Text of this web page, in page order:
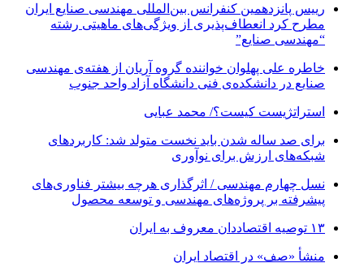
رییس پانزدهمین کنفرانس بین‌المللی مهندسی صنایع ایران
مطرح کرد انعطاف‌پذیری از ویژگی‌های ماهیتی رشته
“مهندسی صنایع”
خاطره علی پهلوان خواننده گروه آریان از هفته‌ی مهندسی
صنایع در دانشکده‌ی فنی دانشگاه آزاد واحد جنوب
استراتژیست کیست؟‬/ محمد عبایی
برای صد ساله شدن باید نخست متولد شد: کاربردهای
شبکه‌های ارزش برای نوآوری
نسل چهارم مهندسی / اثرگذاری هرچه بیشتر فناوری‌های
پیشرفته بر پروژه‌های مهندسی و توسعه محصول
۱۳ توصیه اقتصاددان معروف به ایران
منشأ «صف» در اقتصاد ایران